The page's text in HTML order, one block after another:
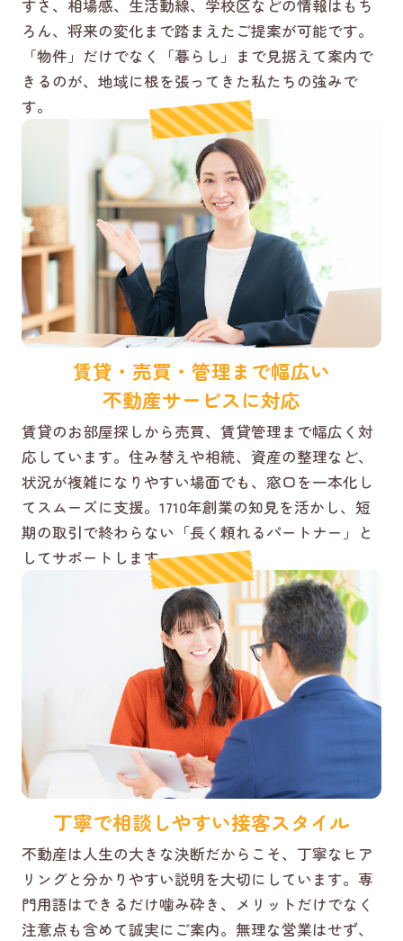
すさ、相場感、生活動線、学校区などの情報はもち
ろん、将来の変化まで踏まえたご提案が可能です。
「物件」だけでなく「暮らし」まで見据えて案内で
きるのが、地域に根を張ってきた私たちの強みで
す。
賃貸・売買・管理まで幅広い
不動産サービスに対応
賃貸のお部屋探しから売買、賃貸管理まで幅広く対
応しています。住み替えや相続、資産の整理など、
状況が複雑になりやすい場面でも、窓口を一本化し
てスムーズに支援。1710年創業の知見を活かし、短
期の取引で終わらない「長く頼れるパートナー」と
してサポートします。
丁寧で相談しやすい接客スタイル
不動産は人生の大きな決断だからこそ、丁寧なヒア
リングと分かりやすい説明を大切にしています。専
門用語はできるだけ噛み砕き、メリットだけでなく
注意点も含めて誠実にご案内。無理な営業はせず、